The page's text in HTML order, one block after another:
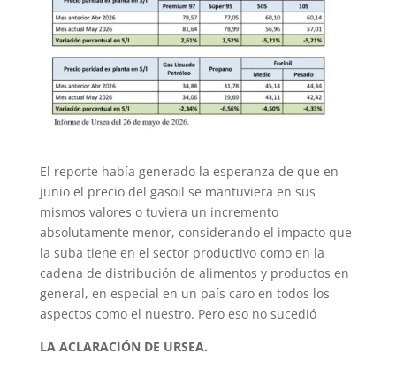
El reporte había generado la esperanza de que en
junio el precio del gasoil se mantuviera en sus
mismos valores o tuviera un incremento
absolutamente menor, considerando el impacto que
la suba tiene en el sector productivo como en la
cadena de distribución de alimentos y productos en
general, en especial en un país caro en todos los
aspectos como el nuestro. Pero eso no sucedió
LA ACLARACIÓN DE URSEA.